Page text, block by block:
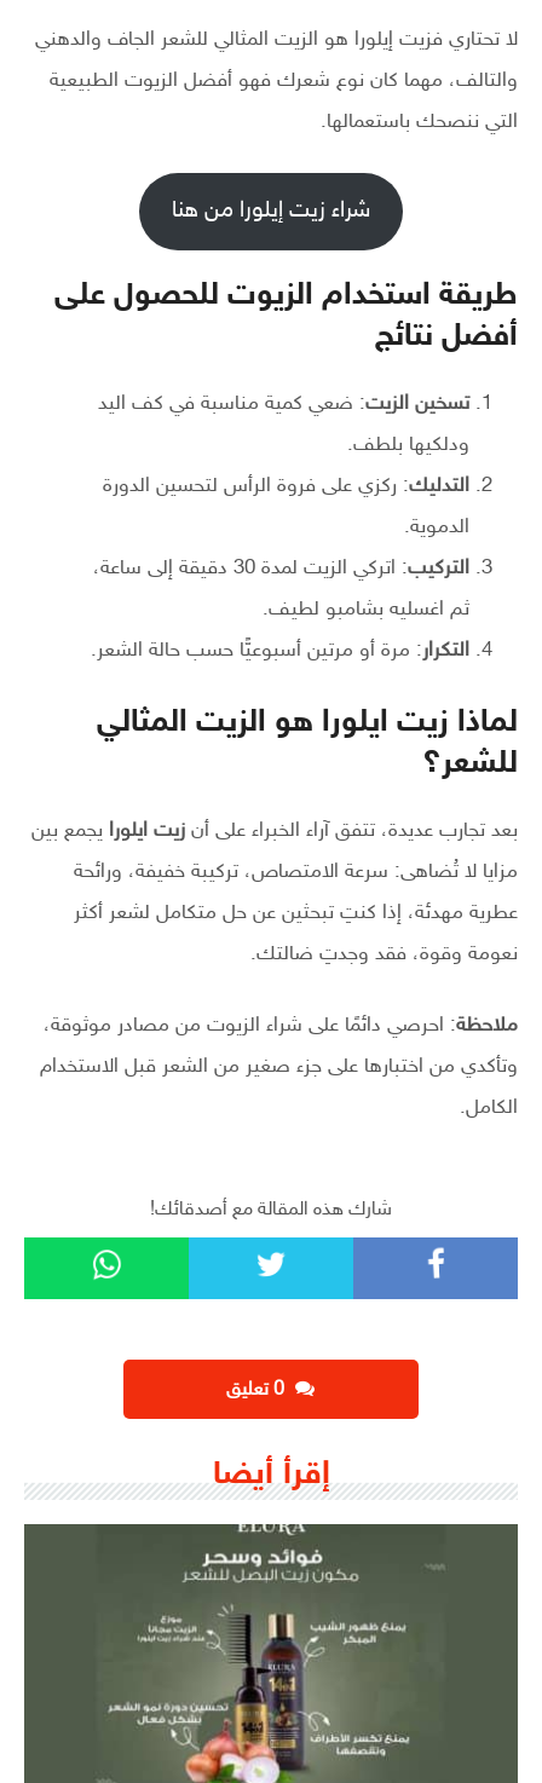
لا تحتاري فزيت إيلورا هو الزيت المثالي للشعر الجاف والدهني
والتالف، مهما كان نوع شعرك فهو أفضل الزيوت الطبيعية
التي ننصحك باستعمالها.
شراء زيت إيلورا من هنا
طريقة استخدام الزيوت للحصول على
أفضل نتائج
تسخين الزيت: ضعي كمية مناسبة في كف اليد
ودلكيها بلطف.
التدليك: ركزي على فروة الرأس لتحسين الدورة
الدموية.
التركيب
: اتركي الزيت لمدة 30 دقيقة إلى ساعة،
ثم اغسليه بشامبو لطيف.
التكرار: مرة أو مرتين أسبوعيًّا حسب حالة الشعر.
لماذا زيت ايلورا هو الزيت المثالي
للشعر؟
بعد تجارب عديدة، تتفق آراء الخبراء على أن زيت ايلورا يجمع بين
مزايا لا تُضاهى: سرعة الامتصاص، تركيبة خفيفة، ورائحة
عطرية مهدئة، إذا كنتِ تبحثين عن حل متكامل لشعر أكثر
نعومة وقوة، فقد وجدتِ ضالتك.
ملاحظة: احرصي دائمًا على شراء الزيوت من مصادر موثوقة،
وتأكدي من اختبارها على جزء صغير من الشعر قبل الاستخدام
الكامل.
شارك هذه المقالة مع أصدقائك!
إقرأ أيضا